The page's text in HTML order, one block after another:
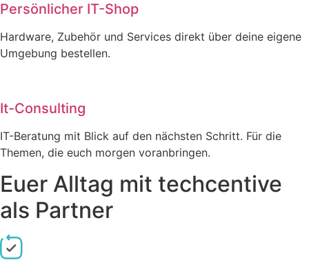
Persönlicher IT-Shop
Hardware, Zubehör und Services direkt über deine eigene
Umgebung bestellen.
It-Consulting
IT-Beratung mit Blick auf den nächsten Schritt. Für die
Themen, die euch morgen voranbringen.
Euer Alltag mit techcentive
als Partner